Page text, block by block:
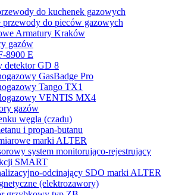
do kuchenek gazowych
do pieców gazowych
Armatury Kraków
gazów
8900 E
detektor GD 8
GasBadge Pro
Tango TX1
VENTIS MX4
gazów
węgla (czadu)
i propan-butanu
marki ALTER
system monitorująco-rejestrujący
SMART
odcinający SDO marki ALTER
(elektrozawory)